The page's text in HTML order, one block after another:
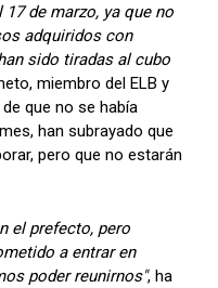
de marzo, ya que no
adquiridos con
sido tiradas al cubo
miembro del ELB y
que no se había
han subrayado que
pero que no estarán
el prefecto, pero
a entrar en
poder reunirnos", ha